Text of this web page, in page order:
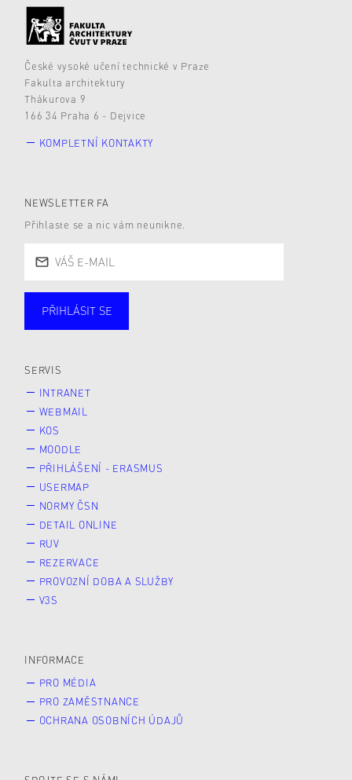
České vysoké učení technické v Praze
Fakulta architektury
Thákurova 9
166 34 Praha 6 - Dejvice
KOMPLETNÍ KONTAKTY
NEWSLETTER FA
Přihlaste se a nic vám neunikne.
PŘIHLÁSIT SE
SERVIS
INTRANET
WEBMAIL
KOS
MOODLE
PŘIHLÁŠENÍ - ERASMUS
USERMAP
NORMY ČSN
DETAIL ONLINE
RUV
REZERVACE
PROVOZNÍ DOBA A SLUŽBY
V3S
INFORMACE
PRO MÉDIA
PRO ZAMĚSTNANCE
OCHRANA OSOBNÍCH ÚDAJŮ